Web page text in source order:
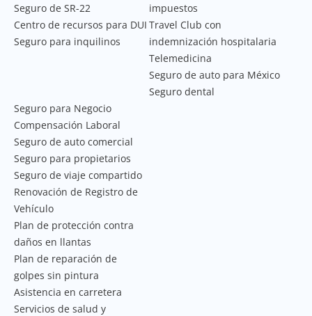
Seguro de SR-22
Centro de recursos para DUI
Seguro para inquilinos
impuestos
Travel Club con
indemnización hospitalaria
Telemedicina
Seguro de auto para México
Seguro dental
Seguro para Negocio
Compensación Laboral
Seguro de auto comercial
Seguro para propietarios
Seguro de viaje compartido
Renovación de Registro de
Vehículo
Plan de protección contra
daños en llantas
Plan de reparación de
golpes sin pintura
Asistencia en carretera
Servicios de salud y